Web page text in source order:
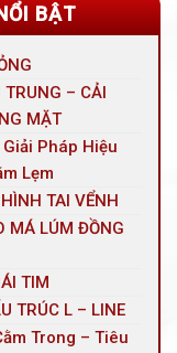
BẬT
– CẢI
MẶT
Pháp Hiệu
Lẹm
TAI VỂNH
MÁ LÚM ĐỒNG
TIM
TRÚC L – LINE
Trong – Tiêu